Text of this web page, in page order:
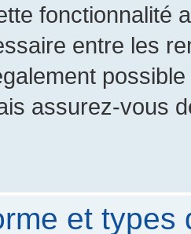
fonctionnalité
entre les
assurez-vous
et types